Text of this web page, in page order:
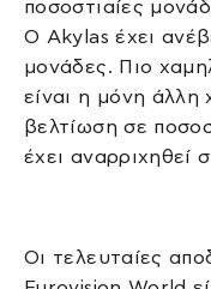
ποσοστιαίες
Ο Akylas έχει
μονάδες. Πιο
είναι η μόνη
βελτίωση σε
έχει αναρριχηθεί
Οι τελευταίες